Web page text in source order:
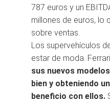
787 euros y un
millones de euros, lo
sobre ventas.
Los supervehículos
estar de moda.
sus nuevos
bien y obteniendo
beneficio con ellos.